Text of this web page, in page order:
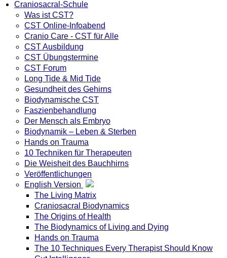
Craniosacral-Schule
Was ist CST?
CST Online-Infoabend
Cranio Care - CST für Alle
CST Ausbildung
CST Übungstermine
CST Forum
Long Tide & Mid Tide
Gesundheit des Gehirns
Biodynamische CST
Faszienbehandlung
Der Mensch als Embryo
Biodynamik – Leben & Sterben
Hands on Trauma
10 Techniken für Therapeuten
Die Weisheit des Bauchhirns
Veröffentlichungen
English Version
The Living Matrix
Craniosacral Biodynamics
The Origins of Health
The Biodynamics of Living and Dying
Hands on Trauma
The 10 Techniques Every Therapist Should Know